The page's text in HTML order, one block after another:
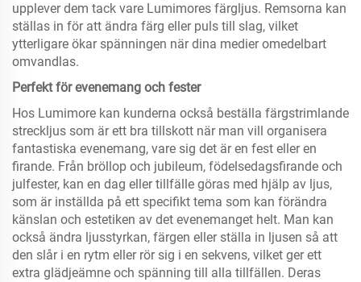
upplever dem tack vare Lumimores färgljus. Remsorna kan
ställas in för att ändra färg eller puls till slag, vilket
ytterligare ökar spänningen när dina medier omedelbart
omvandlas.
Perfekt för evenemang och fester
Hos Lumimore kan kunderna också beställa färgstrimlande
streckljus som är ett bra tillskott när man vill organisera
fantastiska evenemang, vare sig det är en fest eller en
firande. Från bröllop och jubileum, födelsedagsfirande och
julfester, kan en dag eller tillfälle göras med hjälp av ljus,
som är inställda på ett specifikt tema som kan förändra
känslan och estetiken av det evenemanget helt. Man kan
också ändra ljusstyrkan, färgen eller ställa in ljusen så att
den slår i en rytm eller rör sig i en sekvens, vilket ger ett
extra glädjeämne och spänning till alla tillfällen. Deras